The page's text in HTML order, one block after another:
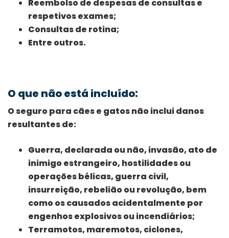
Reembolso de despesas de consultas e
respetivos exames;
Consultas de rotina;
Entre outros.
O que não está incluído:
O seguro para cães e gatos não inclui danos
resultantes de:
Guerra, declarada ou não, invasão, ato de
inimigo estrangeiro, hostilidades ou
operações bélicas, guerra civil,
insurreição, rebelião ou revolução, bem
como os causados acidentalmente por
engenhos explosivos ou incendiários;
Terramotos, maremotos, ciclones,